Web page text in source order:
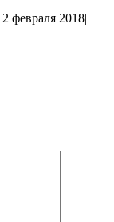
2 февраля 2018|